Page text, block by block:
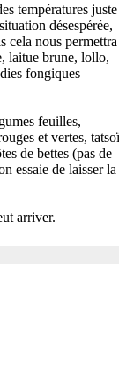
températures juste
désespérée,
cela nous permettra
laitue brune, lollo,
fongiques
feuilles,
et vertes,
de bettes (pas de
essaie de laisser la
arriver.